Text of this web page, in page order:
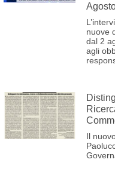
nuove
dal 2
agli
Il